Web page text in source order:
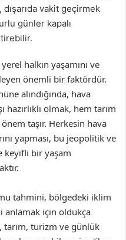
vakit geçirmek
günler kapalı
halkın yaşamını ve
önemli bir faktördür.
alındığında, hava
olmak, hem tarım
taşır. Herkesin hava
yapması, bu jeopolitik ve
keyifli bir yaşam
tahmini, bölgedeki iklim
anlamak için oldukça
tarım, turizm ve günlük